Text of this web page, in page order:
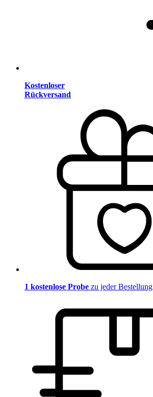
Kostenloser
Rückversand
1 kostenlose Probe zu jeder Bestellung